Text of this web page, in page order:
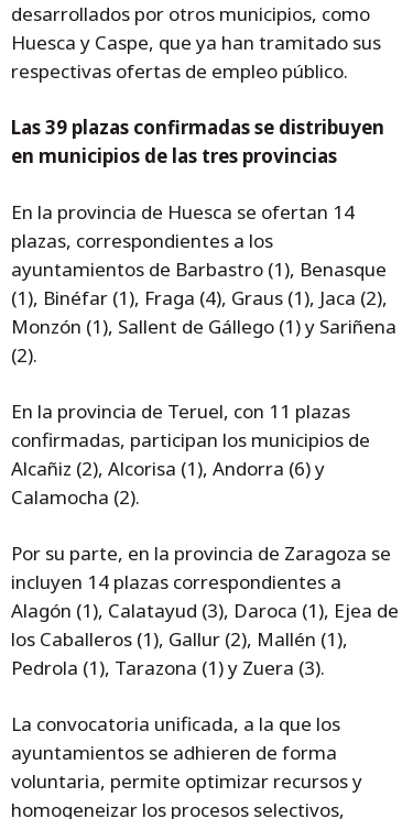
desarrollados por otros municipios, como
Huesca y Caspe, que ya han tramitado sus
respectivas ofertas de empleo público.
Las 39 plazas confirmadas se distribuyen
en municipios de las tres provincias
En la provincia de Huesca se ofertan 14
plazas, correspondientes a los
ayuntamientos de Barbastro (1), Benasque
(1), Binéfar (1), Fraga (4), Graus (1), Jaca (2),
Monzón (1), Sallent de Gállego (1) y Sariñena
(2).
En la provincia de Teruel, con 11 plazas
confirmadas, participan los municipios de
Alcañiz (2), Alcorisa (1), Andorra (6) y
Calamocha (2).
Por su parte, en la provincia de Zaragoza se
incluyen 14 plazas correspondientes a
Alagón (1), Calatayud (3), Daroca (1), Ejea de
los Caballeros (1), Gallur (2), Mallén (1),
Pedrola (1), Tarazona (1) y Zuera (3).
La convocatoria unificada, a la que los
ayuntamientos se adhieren de forma
voluntaria, permite optimizar recursos y
homogeneizar los procesos selectivos,